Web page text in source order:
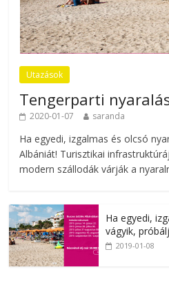
Utazások
Tengerparti
2020-01-07 saranda
Ha egyedi, izgalmas és olcsó
Albániát! Turisztikai
modern szállodák várják a
Ha egyedi,
vágyik,
2019-01-08